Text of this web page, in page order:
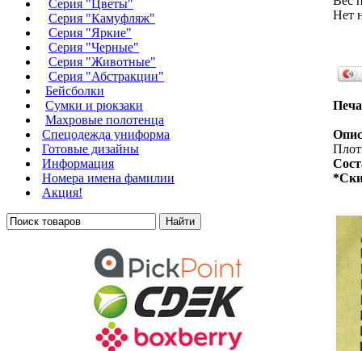
Серия "Цветы"
Серия "Камуфляж"
Серия "Яркие"
Серия "Черные"
Серия "Животные"
Серия "Абстракции"
Бейсболки
Сумки и рюкзаки
Махровые полотенца
Cпецодежда униформа
Готовые дизайны
Информация
Номера имена фамилии
Акция!
Нет